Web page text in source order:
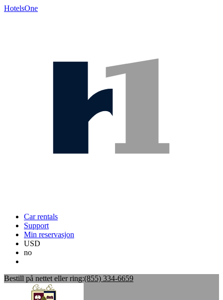
HotelsOne
Car rentals
Support
Min reservasjon
USD
no
Bestill på nettet eller ring:(855) 334-6659